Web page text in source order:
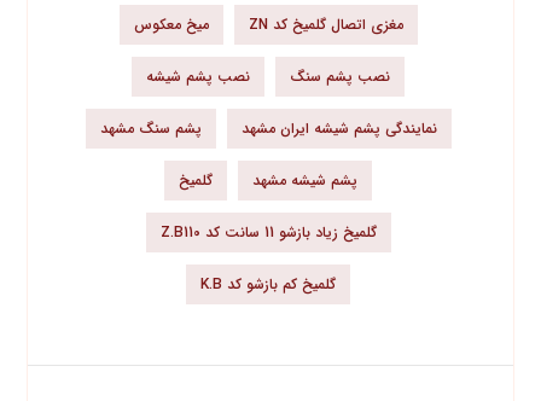
مغزی اتصال گلمیخ کد ZN میخ معکوس
نصب پشم سنگ نصب پشم شیشه
نمایندگی پشم شیشه ایران مشهد پشم سنگ مشهد
پشم شیشه مشهد گلمیخ
گلمیخ زیاد بازشو 11 سانت کد Z.B110
گلمیخ کم بازشو کد K.B